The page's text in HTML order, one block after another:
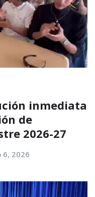
inmediata
de
2026-27
6, 2026